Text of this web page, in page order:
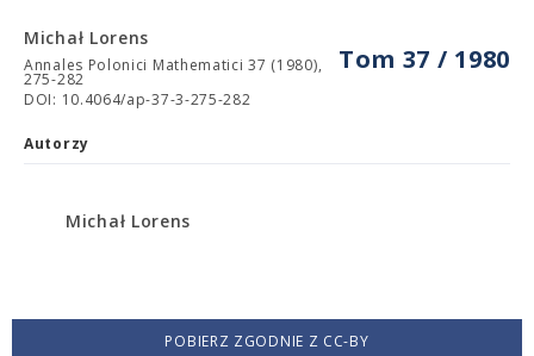
Tom 37 / 1980
Michał Lorens
Annales Polonici Mathematici 37 (1980),
275-282
DOI: 10.4064/ap-37-3-275-282
Autorzy
Michał Lorens
POBIERZ ZGODNIE Z CC-BY